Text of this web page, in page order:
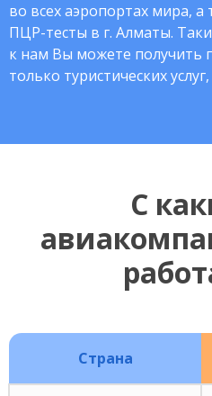
во всех аэропортах мира, а
ПЦР-тесты в г. Алматы.
к нам Вы можете получить
только туристических
С
Страна